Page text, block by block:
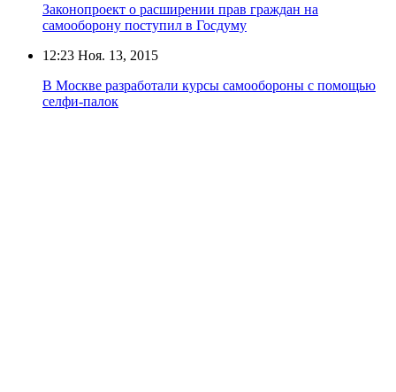
Законопроект о расширении прав граждан на
самооборону поступил в Госдуму
12:23 Ноя. 13, 2015
В Москве разработали курсы самообороны с помощью
селфи-палок